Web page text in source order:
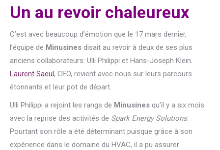
Un au revoir chaleureux
C’est avec beaucoup d’émotion que le 17 mars dernier,
l’équipe de Minusines disait au revoir à deux de ses plus
anciens collaborateurs: Ulli Philippi et Hans-Joseph Klein.
Laurent Saeul , CEO, revient avec nous sur leurs parcours
étonnants et leur pot de départ.
Ulli Philippi a rejoint les rangs de Minusines qu’il y a six mois
avec la reprise des activités de Spark Energy Solutions.
Pourtant son rôle a été déterminant puisque grâce à son
expérience dans le domaine du HVAC, il a pu assurer